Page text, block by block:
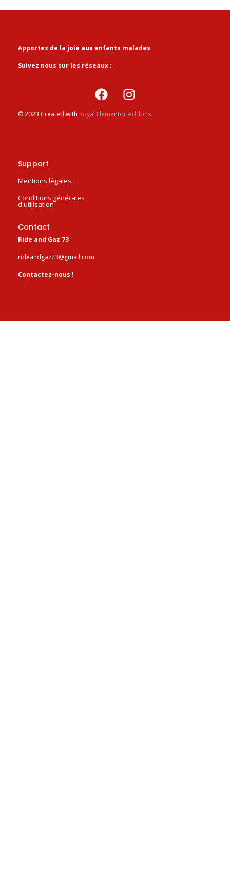
Apportez de la joie aux enfants malades
Suivez nous sur les réseaux :
© 2023 Created with Royal Elementor Addons
Support
Mentions légales
Conditions générales
d'utilisation
Contact
Ride and Gaz 73
rideandgaz73@gmail.com
Contactez-nous !